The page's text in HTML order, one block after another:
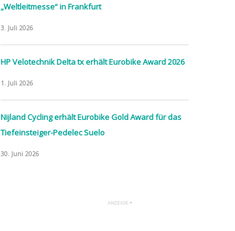
„Weltleitmesse“ in Frankfurt
3. Juli 2026
HP Velotechnik Delta tx erhält Eurobike Award 2026
1. Juli 2026
Nijland Cycling erhält Eurobike Gold Award für das
Tiefeinsteiger-Pedelec Suelo
30. Juni 2026